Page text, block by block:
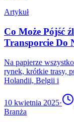
Artykuł
Co Może Pójść
Transporcie Do
Na papierze
rynek, krótkie trasy,
Holandii, Belgii i
10 kwietnia 2025·
Branża